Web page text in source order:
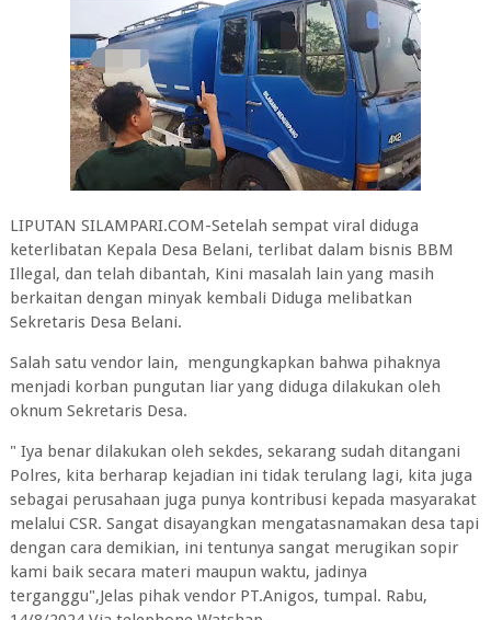
LIPUTAN SILAMPARI.COM-Setelah sempat viral diduga
keterlibatan Kepala Desa Belani, terlibat dalam bisnis BBM
Illegal, dan telah dibantah, Kini masalah lain yang masih
berkaitan dengan minyak kembali Diduga melibatkan
Sekretaris Desa Belani.
Salah satu vendor lain, mengungkapkan bahwa pihaknya
menjadi korban pungutan liar yang diduga dilakukan oleh
oknum Sekretaris Desa.
" Iya benar dilakukan oleh sekdes, sekarang sudah ditangani
Polres, kita berharap kejadian ini tidak terulang lagi, kita juga
sebagai perusahaan juga punya kontribusi kepada masyarakat
melalui CSR. Sangat disayangkan mengatasnamakan desa tapi
dengan cara demikian, ini tentunya sangat merugikan sopir
kami baik secara materi maupun waktu, jadinya
terganggu",Jelas pihak vendor PT.Anigos, tumpal. Rabu,